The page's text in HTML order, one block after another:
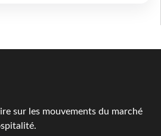
sur les mouvements du marché